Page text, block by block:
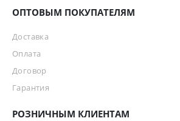
ОПТОВЫМ ПОКУПАТЕЛЯМ
Доставка
Оплата
Договор
Гарантия
РОЗНИЧНЫМ КЛИЕНТАМ